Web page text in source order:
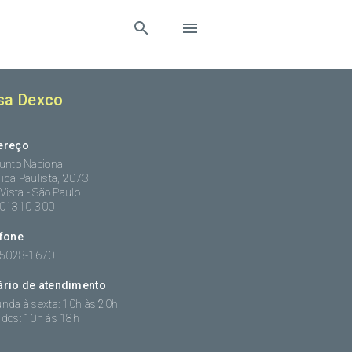
Dexco
Nacional
Paulista, 2073
- São Paulo
300
1670
de atendimento
à sexta: 10h às 20h
10h às 18h